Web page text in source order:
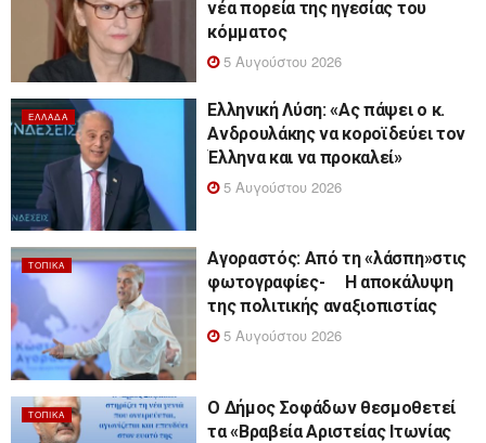
νέα πορεία της ηγεσίας του
κόμματος
5 Αυγούστου 2026
ΕΛΛΆΔΑ
Ελληνική Λύση: «Ας πάψει ο κ.
Ανδρουλάκης να κοροϊδεύει τον
Έλληνα και να προκαλεί»
5 Αυγούστου 2026
ΤΟΠΙΚΆ
Αγοραστός: Από τη «λάσπη»στις
φωτογραφίες- Η αποκάλυψη
της πολιτικής αναξιοπιστίας
5 Αυγούστου 2026
ΤΟΠΙΚΆ
Ο Δήμος Σοφάδων θεσμοθετεί
τα «Βραβεία Αριστείας Ιτωνίας